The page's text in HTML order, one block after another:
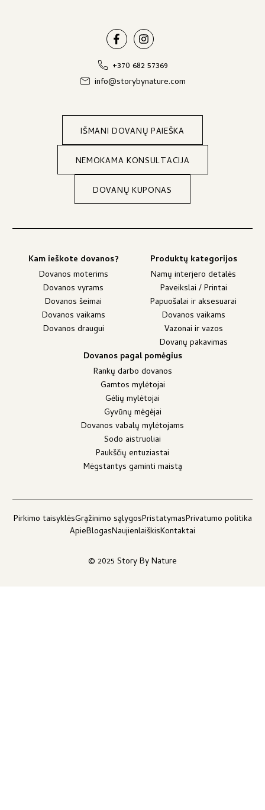
+370 682 57369
info@storybynature.com
IŠMANI DOVANŲ PAIEŠKA
NEMOKAMA KONSULTACIJA
DOVANŲ KUPONAS
Kam ieškote dovanos?
Dovanos moterims
Dovanos vyrams
Dovanos šeimai
Dovanos vaikams
Dovanos draugui
Produktų kategorijos
Namų interjero detalės
Paveikslai / Printai
Papuošalai ir aksesuarai
Dovanos vaikams
Vazonai ir vazos
Dovanų pakavimas
Dovanos pagal pomėgius
Rankų darbo dovanos
Gamtos mylėtojai
Gėlių mylėtojai
Gyvūnų mėgėjai
Dovanos vabalų mylėtojams
Sodo aistruoliai
Paukščių entuziastai
Mėgstantys gaminti maistą
© 2025 Story By Nature
Pirkimo taisyklėsGrąžinimo sąlygosPristatymasPrivatumo politika
ApieBlogasNaujienlaiškisKontaktai